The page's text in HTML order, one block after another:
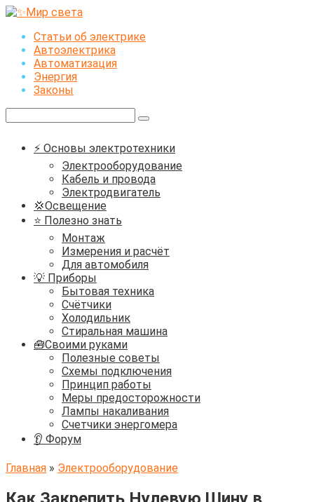
Перейти
контентуСтатьи об электрике
Автоэлектрика
Автоматизация
Энергия
Законы
⚡ Основы электротехники
Электрооборудование
Кабель и провода
Электродвигатель
💢Освещение
⭐ Полезно знать
Монтаж
Измерения и расчёт
Для автомобиля
💡 Приборы
Бытовая техника
Счётчики
Холодильник
Стиральная машина
🧰Своими руками
Полезные советы
Схемы подключения
Принцип работы
Меры предосторожности
Лампы накаливания
Счетчики энергомера
👂 Форум
Главная » Электрооборудование